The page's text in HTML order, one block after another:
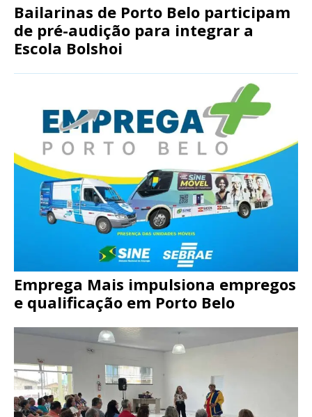
Bailarinas de Porto Belo participam
de pré-audição para integrar a
Escola Bolshoi
Emprega Mais impulsiona empregos
e qualificação em Porto Belo